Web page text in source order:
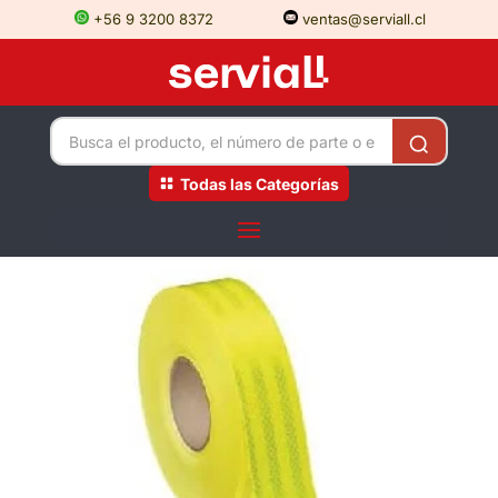
+56 9 3200 8372 ventas@serviall.cl
Todas las Categorías